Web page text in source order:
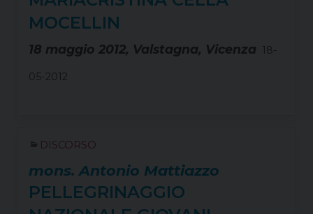
MOCELLIN
18 maggio 2012, Valstagna, Vicenza 18-
05-2012
DISCORSO
mons. Antonio Mattiazzo
PELLEGRINAGGIO